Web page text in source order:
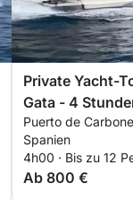
Private Yacht-
Gata - 4
Puerto de
Spanien
4h00 · Bis zu 12
Ab 800 €